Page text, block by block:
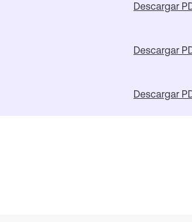
Descargar
Descargar
Descargar